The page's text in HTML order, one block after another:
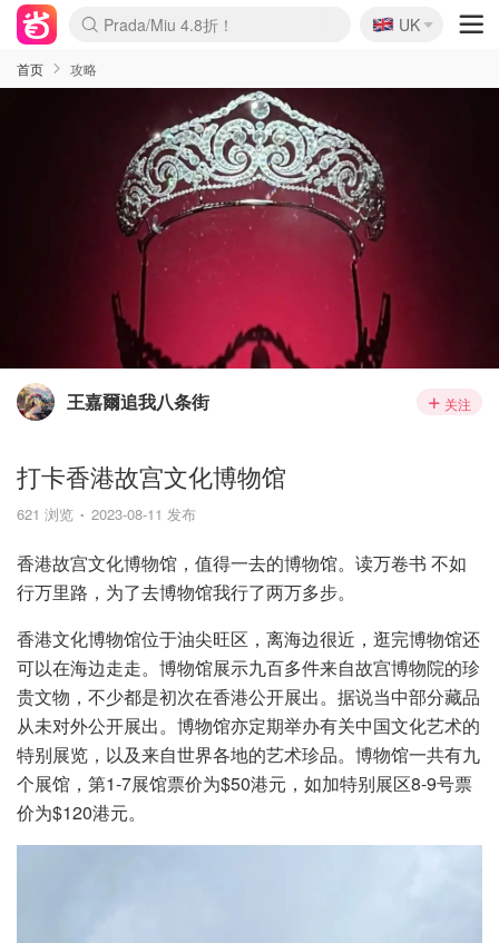
Prada/Miu 4.8折！
🇬🇧
UK
首页 攻略
王嘉爾追我八条街 关注
打卡香港故宫文化博物馆
621 浏览 2023-08-11 发布
香港故宫文化博物馆，值得一去的博物馆。读万卷书 不如
行万里路，为了去博物馆我行了两万多步。
香港文化博物馆位于油尖旺区，离海边很近，逛完博物馆还
可以在海边走走。博物馆展示九百多件来自故宫博物院的珍
贵文物，不少都是初次在香港公开展出。据说当中部分藏品
从未对外公开展出。博物馆亦定期举办有关中国文化艺术的
特别展览，以及来自世界各地的艺术珍品。博物馆一共有九
个展馆，第1-7展馆票价为$50港元，如加特别展区8-9号票
价为$120港元。